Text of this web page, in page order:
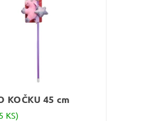
KOČKU 45 cm
KS)